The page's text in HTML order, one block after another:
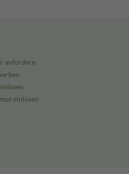
anfordern
einlösen